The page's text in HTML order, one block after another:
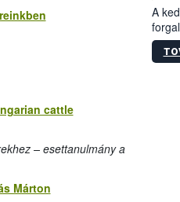
cattle
– esettanulmány a
Márton
A